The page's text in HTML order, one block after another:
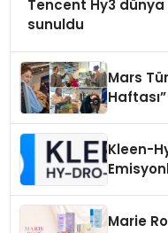
Tencent Hy3
sunuldu
Mars
Haftası”
Kleen-
Marie